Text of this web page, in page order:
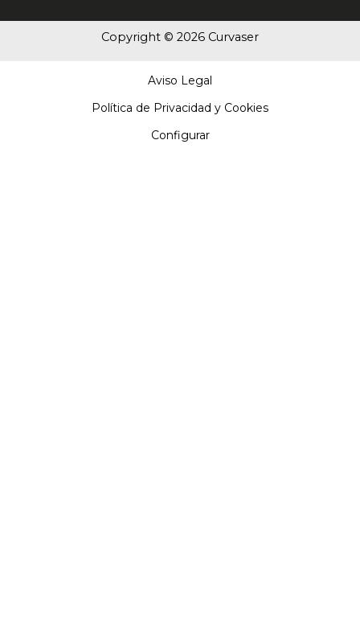
Copyright © 2026 Curvaser
Aviso Legal
Política de Privacidad y Cookies
Configurar